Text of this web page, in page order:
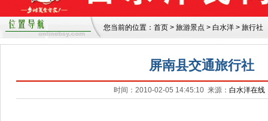
您当前的位置： 首页 > 旅游景点 > 白水洋 > 旅行社
屏南县交通旅行社
时间：2010-02-05 14:45:10 来源： 白水洋在线